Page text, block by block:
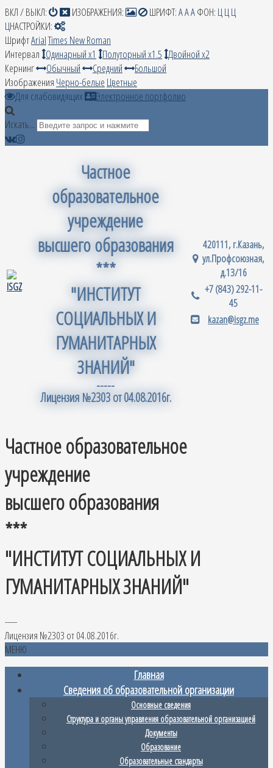
ВКЛ / ВЫКЛ: ИЗОБРАЖЕНИЯ: ШРИФТ:AAAФОН: ЦЦЦ
ЦНАСТРОЙКИ:
ШрифтArialTimes New Roman
Интервал Одинарный х1 Полуторный х1.5 Двойной х2
Кернинг
Обычный Средний
Большой
Изображения Черно-белые Цветные
Для слабовидящих
Электронное портфолио
Искать...
Частное
образовательное
учреждение
высшего образования
***
"ИНСТИТУТ
СОЦИАЛЬНЫХ И
ГУМАНИТАРНЫХ
ЗНАНИЙ"
-----
Лицензия №2303 от 04.08.2016г.
420111, г.Казань,
ул.Профсоюзная,
д.13/16
+7 (843) 292-11-
45
kazan@isgz.me
Частное образовательное
учреждение
высшего образования
***
"ИНСТИТУТ СОЦИАЛЬНЫХ И
ГУМАНИТАРНЫХ ЗНАНИЙ"
-----
Лицензия №2303 от 04.08.2016г.
МЕНЮ
Главная
Сведения об образовательной организации
Основные сведения
Структура и органы управления образовательной организацией
Документы
Образование
Образовательные стандарты